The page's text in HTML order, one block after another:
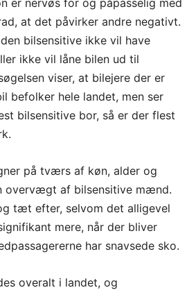
at det påvirker andre negativt.
bilsensitive ikke vil have
ikke vil låne bilen ud til
viser, at bilejere der er
befolker hele landet, men ser
bilsensitive bor, så er der flest
på tværs af køn, alder og
overvægt af bilsensitive mænd.
tæt efter, selvom det alligevel
mere, når der bliver
har snavsede sko.
overalt i landet, og